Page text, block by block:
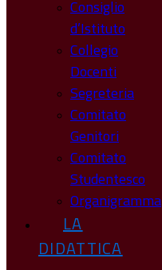
Consiglio
d’Istituto
Collegio
Docenti
Segreteria
Comitato
Genitori
Comitato
Studentesco
Organigramma
LA
DIDATTICA